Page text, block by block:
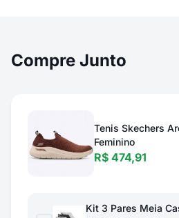
Compre Junto
Tenis Skechers
Feminino
R$ 474,91
Kit 3 Pares Meia